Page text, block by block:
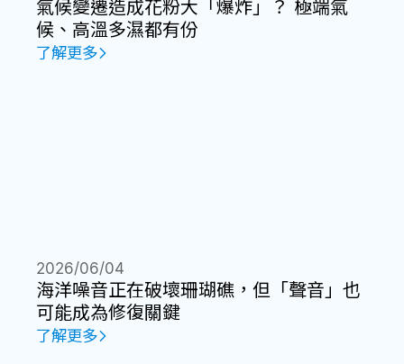
氣候變遷造成花粉大「爆炸」？ 極端氣
候、高溫多濕都有份
了解更多
海洋噪音正在破壞珊瑚礁，但「聲音」也
可能成為修復關鍵
2026/06/04
了解更多